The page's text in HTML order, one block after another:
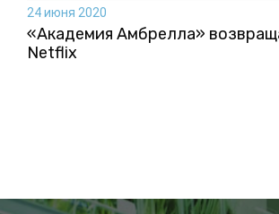
24 июня 2020
«Академия Амбрелла»
Netflix